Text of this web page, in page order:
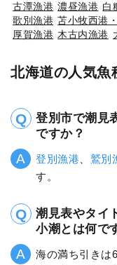
古潭漁港 濃昼漁港 白
歌別漁港 苫小牧西港
厚賀漁港 木古内漁港
北海道の人気魚
登別市で潮見
ですか？
登別漁港 鷲別
す。
潮見表やタイ
小潮とは何で
海の満ち引きは